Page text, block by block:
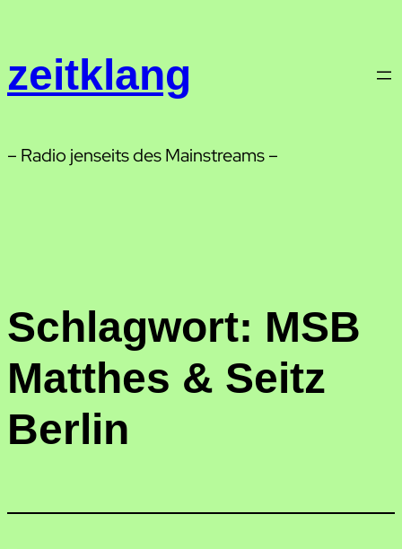
springen
zeitklang
– Radio jenseits des Mainstreams –
Schlagwort: MSB
Matthes & Seitz
Berlin